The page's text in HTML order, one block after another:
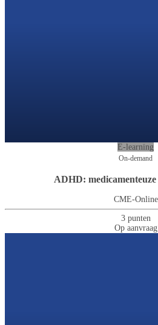
E-learning
On-demand
ADHD:
CME-Online
3 punten
Op aanvraag